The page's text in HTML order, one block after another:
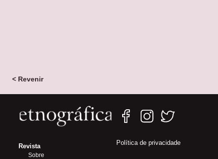
< Revenir
Revista
Sobre
Política de privacidade